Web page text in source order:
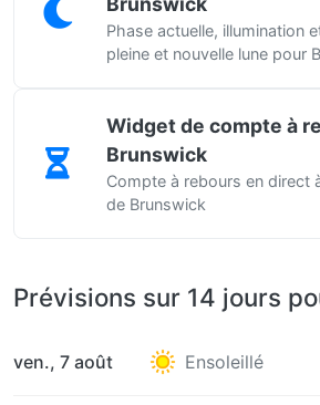
Phase actuelle, illumination
pleine et nouvelle lune pour
Widget de compte à
Brunswick
Compte à rebours en direct
de Brunswick
Prévisions sur 14 jours
ven., 7 août Ensoleillé